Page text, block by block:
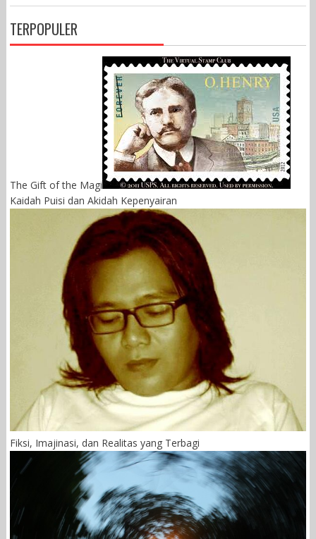
TERPOPULER
The Gift of the Magi
Kaidah Puisi dan Akidah Kepenyairan
Fiksi, Imajinasi, dan Realitas yang Terbagi